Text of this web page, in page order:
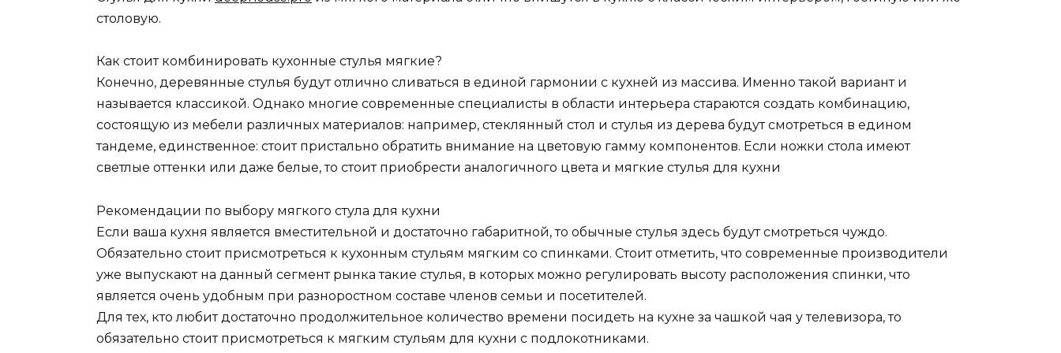
столовую.
Как стоит комбинировать кухонные стулья мягкие?
Конечно, деревянные стулья будут отлично сливаться в единой гармонии с кухней из массива. Именно такой вариант и
называется классикой. Однако многие современные специалисты в области интерьера стараются создать комбинацию,
состоящую из мебели различных материалов: например, стеклянный стол и стулья из дерева будут смотреться в едином
тандеме, единственное: стоит пристально обратить внимание на цветовую гамму компонентов. Если ножки стола имеют
светлые оттенки или даже белые, то стоит приобрести аналогичного цвета и мягкие стулья для кухни
Рекомендации по выбору мягкого стула для кухни
Если ваша кухня является вместительной и достаточно габаритной, то обычные стулья здесь будут смотреться чуждо.
Обязательно стоит присмотреться к кухонным стульям мягким со спинками. Стоит отметить, что современные производители
уже выпускают на данный сегмент рынка такие стулья, в которых можно регулировать высоту расположения спинки, что
является очень удобным при разноростном составе членов семьи и посетителей.
Для тех, кто любит достаточно продолжительное количество времени посидеть на кухне за чашкой чая у телевизора, то
обязательно стоит присмотреться к мягким стульям для кухни с подлокотниками.